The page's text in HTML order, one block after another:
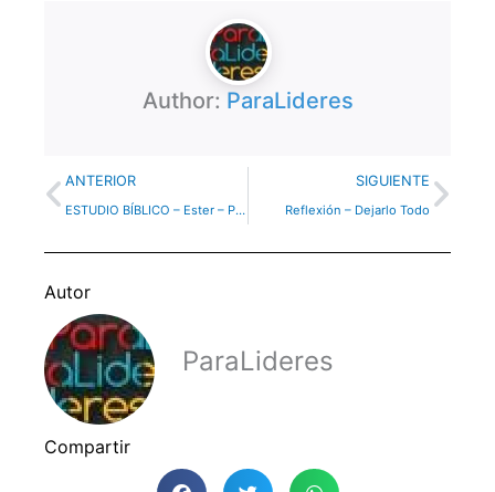
Author: ParaLideres
Previo
ANTERIOR
ESTUDIO BÍBLICO – Ester – Parte 6
SIGUIENTE
Reflexión – Dejarlo Todo
Autor
ParaLideres
Compartir